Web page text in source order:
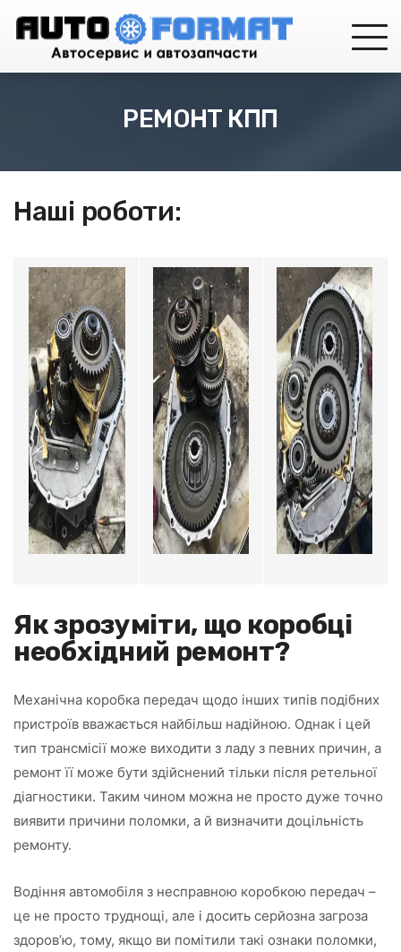
РЕМОНТ КПП
Наші роботи:
Як зрозуміти, що коробці
необхідний ремонт?
Механічна коробка передач щодо інших типів подібних
пристроїв вважається найбільш надійною. Однак і цей
тип трансмісії може виходити з ладу з певних причин, а
ремонт її може бути здійснений тільки після ретельної
діагностики. Таким чином можна не просто дуже точно
виявити причини поломки, а й визначити доцільність
ремонту.
Водіння автомобіля з несправною коробкою передач –
це не просто труднощі, але і досить серйозна загроза
здоров’ю, тому, якщо ви помітили такі ознаки поломки,